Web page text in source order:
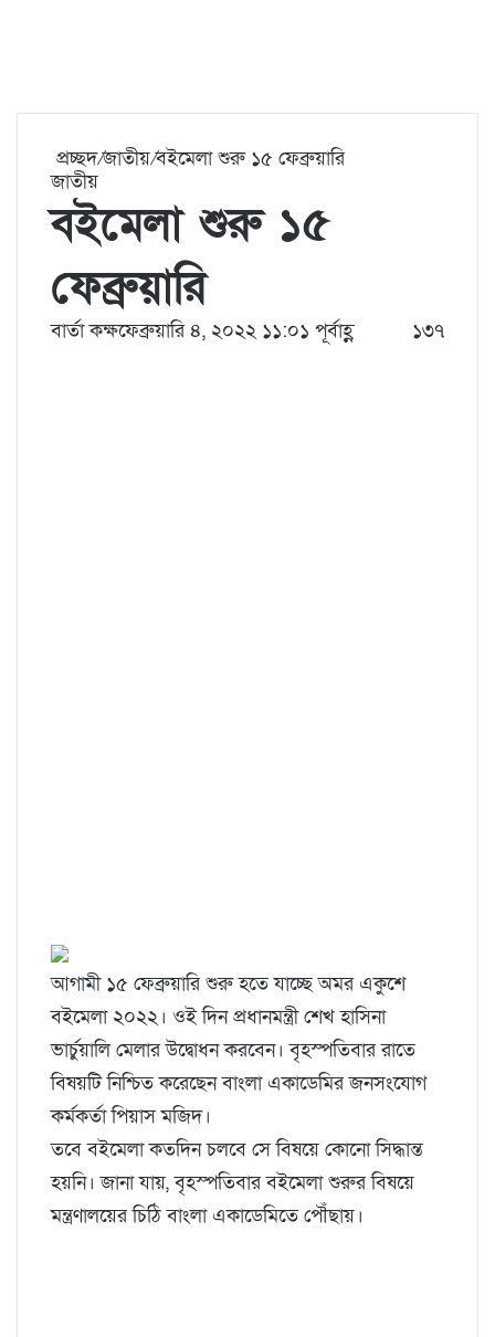
প্রচ্ছদ/জাতীয়/বইমেলা শুরু ১৫ ফেব্রুয়ারি
জাতীয়
বইমেলা শুরু ১৫
ফেব্রুয়ারি
বার্তা কক্ষফেব্রুয়ারি ৪, ২০২২ ১১:০১ পূর্বাহ্ণ ১৩৭
আগামী ১৫ ফেব্রুয়ারি শুরু হতে যাচ্ছে অমর একুশে
বইমেলা ২০২২। ওই দিন প্রধানমন্ত্রী শেখ হাসিনা
ভার্চুয়ালি মেলার উদ্বোধন করবেন। বৃহস্পতিবার রাতে
বিষয়টি নিশ্চিত করেছেন বাংলা একাডেমির জনসংযোগ
কর্মকর্তা পিয়াস মজিদ।
তবে বইমেলা কতদিন চলবে সে বিষয়ে কোনো সিদ্ধান্ত
হয়নি। জানা যায়, বৃহস্পতিবার বইমেলা শুরুর বিষয়ে
মন্ত্রণালয়ের চিঠি বাংলা একাডেমিতে পৌঁছায়।